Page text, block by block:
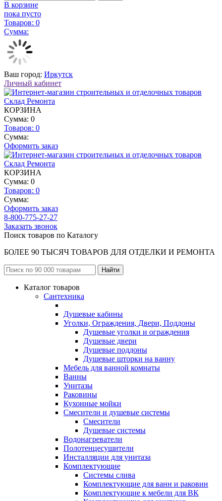
В корзине
пока пусто
Товаров: 0
Сумма:
Ваш город: Иркутск
Личный кабинет
КОРЗИНА
Сумма: 0
Товаров: 0
Сумма:
Оформить заказ
КОРЗИНА
Сумма: 0
Товаров: 0
Сумма:
Оформить заказ
8-800-775-27-27
Заказать звонок
Поиск товаров по Каталогу
БОЛЕЕ 90 ТЫСЯЧ ТОВАРОВ ДЛЯ ОТДЕЛКИ И РЕМОНТА
Каталог товаров
Сантехника
Душевые кабины
Уголки, Ограждения, Двери, Поддоны
Душевые уголки и ограждения
Душевые двери
Душевые поддоны
Душевые шторки на ванну
Мебель для ванной комнаты
Ванны
Унитазы
Раковины
Кухонные мойки
Смесители и душевые системы
Смесители
Душевые системы
Водонагреватели
Полотенцесушители
Инсталляции для унитаза
Комплектующие
Системы слива
Комплектующие для ванн и раковин
Комплектующие к мебели для ВК